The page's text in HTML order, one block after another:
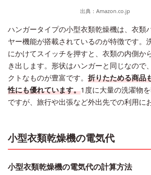
出典： Amazon.co.jp
ハンガータイプの小型衣類乾燥機は、衣類
ヤー機能が搭載されているのが特徴です。
にかけてスイッチを押すと、衣類の内側か
き出します。形状はハンガーと同じなので
クトなものが豊富です。 折りたためる商品
性にも優れています。1度に大量の洗濯物
ですが、旅行や出張など外出先での利用に
小型衣類乾燥機の電気代
小型衣類乾燥機の電気代の計算方法